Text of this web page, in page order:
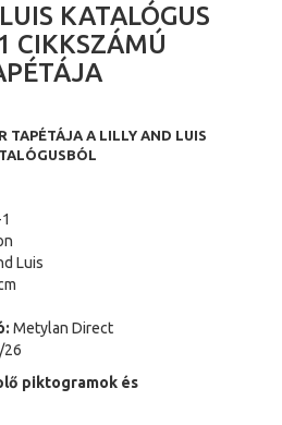
KATALÓGUS
CIKKSZÁMÚ
TAPÉTÁJA A LILLY AND LUIS
Luis
Metylan Direct
26
piktogramok és